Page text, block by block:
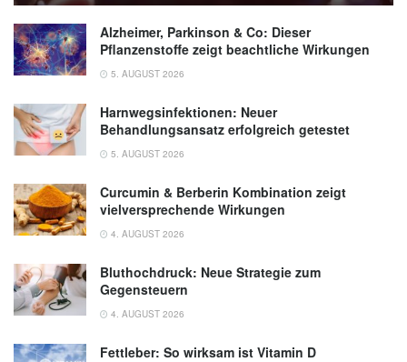
Alzheimer, Parkinson & Co: Dieser
Pflanzenstoffe zeigt beachtliche Wirkungen
5. AUGUST 2026
Harnwegsinfektionen: Neuer
Behandlungsansatz erfolgreich getestet
5. AUGUST 2026
Curcumin & Berberin Kombination zeigt
vielversprechende Wirkungen
4. AUGUST 2026
Bluthochdruck: Neue Strategie zum
Gegensteuern
4. AUGUST 2026
Fettleber: So wirksam ist Vitamin D